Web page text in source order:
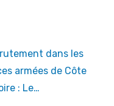
dans les
armées de Côte
: Le…